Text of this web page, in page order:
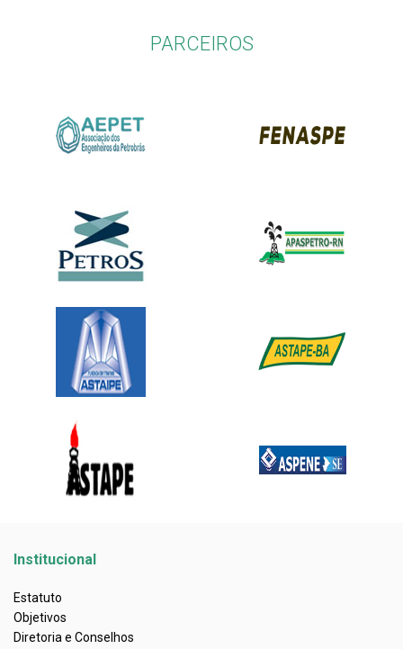
PARCEIROS
Institucional
Estatuto
Objetivos
Diretoria e Conselhos